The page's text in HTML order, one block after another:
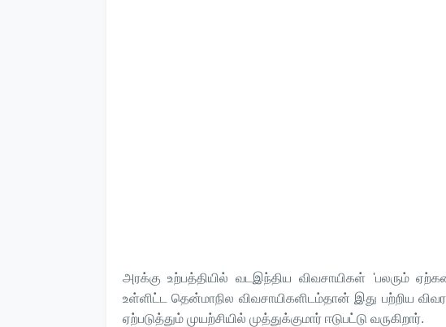
அரக்கு உற்பத்தியில் வடஇந்திய விவசாயிகள் 'பலரும்
உள்ளிட்ட தென்மாநில விவசாயிகளிடம்தான் இது பற்றிய
ஏற்படுத்தும் முயற்சியில் முத்துக்குமார் ஈடுபட்டு வருகிறார்.